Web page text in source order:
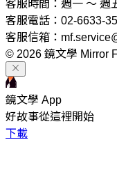
客服時間：週一 ～ 週
客服電話：02-6633-
客服信箱：
© 2026 鏡文學 Mirror
鏡文學 App
好故事從這裡開始
下載